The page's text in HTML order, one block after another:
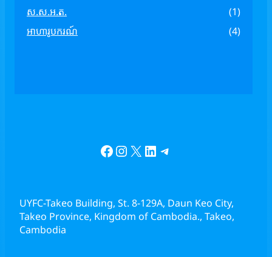
ស.ស.អ.ត.
(1)
អាហារូបករណ៍
(4)
Facebook
Instagram
X LinkedIn
Telegram
UYFC-Takeo Building, St. 8-129A, Daun Keo City,
Takeo Province, Kingdom of Cambodia., Takeo,
Cambodia